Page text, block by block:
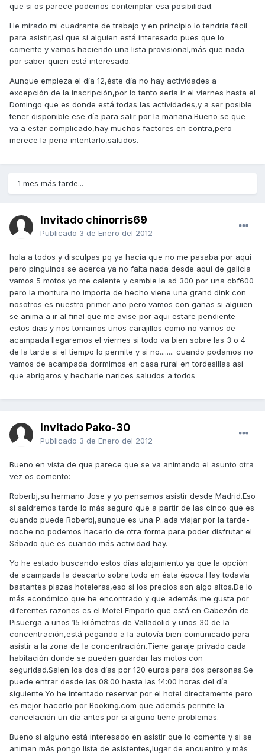
que si os parece podemos contemplar esa posibilidad.
He mirado mi cuadrante de trabajo y en principio lo tendría fácil
para asistir,así que si alguien está interesado pues que lo
comente y vamos haciendo una lista provisional,más que nada
por saber quien está interesado.
Aunque empieza el día 12,éste día no hay actividades a
excepción de la inscripción,por lo tanto sería ir el viernes hasta el
Domingo que es donde está todas las actividades,y a ser posible
tener disponible ese día para salir por la mañana.Bueno se que
va a estar complicado,hay muchos factores en contra,pero
merece la pena intentarlo,saludos.
1 mes más tarde...
Invitado chinorris69
Publicado 3 de Enero del 2012
hola a todos y disculpas pq ya hacia que no me pasaba por aqui
pero pinguinos se acerca ya no falta nada desde aqui de galicia
vamos 5 motos yo me calente y cambie la sd 300 por una cbf600
pero la montura no importa de hecho viene una grand dink con
nosotros es nuestro primer año pero vamos con ganas si alguien
se anima a ir al final que me avise por aqui estare pendiente
estos dias y nos tomamos unos carajillos como no vamos de
acampada llegaremos el viernes si todo va bien sobre las 3 o 4
de la tarde si el tiempo lo permite y si no........ cuando podamos no
vamos de acampada dormimos en casa rural en tordesillas asi
que abrigaros y hecharle narices saludos a todos
Invitado Pako-30
Publicado 3 de Enero del 2012
Bueno en vista de que parece que se va animando el asunto otra
vez os comento:
Roberbj,su hermano Jose y yo pensamos asistir desde Madrid.Eso
si saldremos tarde lo más seguro que a partir de las cinco que es
cuando puede Roberbj,aunque es una P..ada viajar por la tarde-
noche no podemos hacerlo de otra forma para poder disfrutar el
Sábado que es cuando más actividad hay.
Yo he estado buscando estos días alojamiento ya que la opción
de acampada la descarto sobre todo en ésta época.Hay todavía
bastantes plazas hoteleras,eso si los precios son algo altos.De lo
más económico que he encontrado y que además me gusta por
diferentes razones es el Motel Emporio que está en Cabezón de
Pisuerga a unos 15 kilómetros de Valladolid y unos 30 de la
concentración,está pegando a la autovía bien comunicado para
asistir a la zona de la concentración.Tiene garaje privado cada
habitación donde se pueden guardar las motos con
seguridad.Salen los dos días por 120 euros para dos personas.Se
puede entrar desde las 08:00 hasta las 14:00 horas del día
siguiente.Yo he intentado reservar por el hotel directamente pero
es mejor hacerlo por Booking.com que además permite la
cancelación un día antes por si alguno tiene problemas.
Bueno si alguno está interesado en asistir que lo comente y si se
animan más pongo lista de asistentes,lugar de encuentro y más